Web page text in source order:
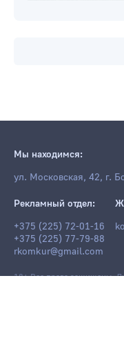
Мы находимся:
ул. Московская, 42, г.
Рекламный отдел:
+375 (225) 72-01-16
+375 (225) 77-79-88
rkomkur@gmail.com
18+ Все права защищены.